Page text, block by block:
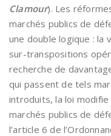
Clamour). Les
marchés publics de
une double logique : la
sur-transpositions
recherche de
qui passent de tels
introduits, la loi
marchés publics de
l’article 6 de